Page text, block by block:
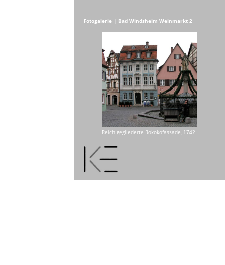
Fotogalerie | Bad Windsheim Weinmarkt 2
Reich gegliederte Rokokofassade, 1742